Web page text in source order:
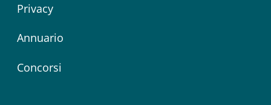
Privacy
Annuario
Concorsi